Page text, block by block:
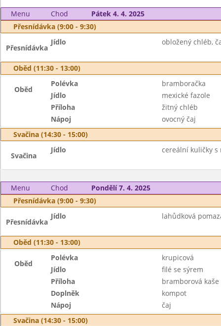
Menu Chod
Pátek 4. 4. 2025
Přesnídávka (9:00 - 9:30)
Přesnídávka
Jídlo obložený chléb,
Oběd (11:30 - 13:00)
Oběd
Polévka
bramboračka
Jídlo
mexické fazole
Příloha
žitný chléb
Nápoj
ovocný čaj
Svačina (14:30 - 15:00)
Svačina
Jídlo cereální kuličky s
Menu Chod
Pondělí 7. 4. 2025
Přesnídávka (9:00 - 9:30)
Přesnídávka
Jídlo lahůdková
Oběd (11:30 - 13:00)
Oběd
Polévka
krupicová
Jídlo
filé se sýrem
Příloha
bramborová kaše
Doplněk
kompot
Nápoj
čaj
Svačina (14:30 - 15:00)